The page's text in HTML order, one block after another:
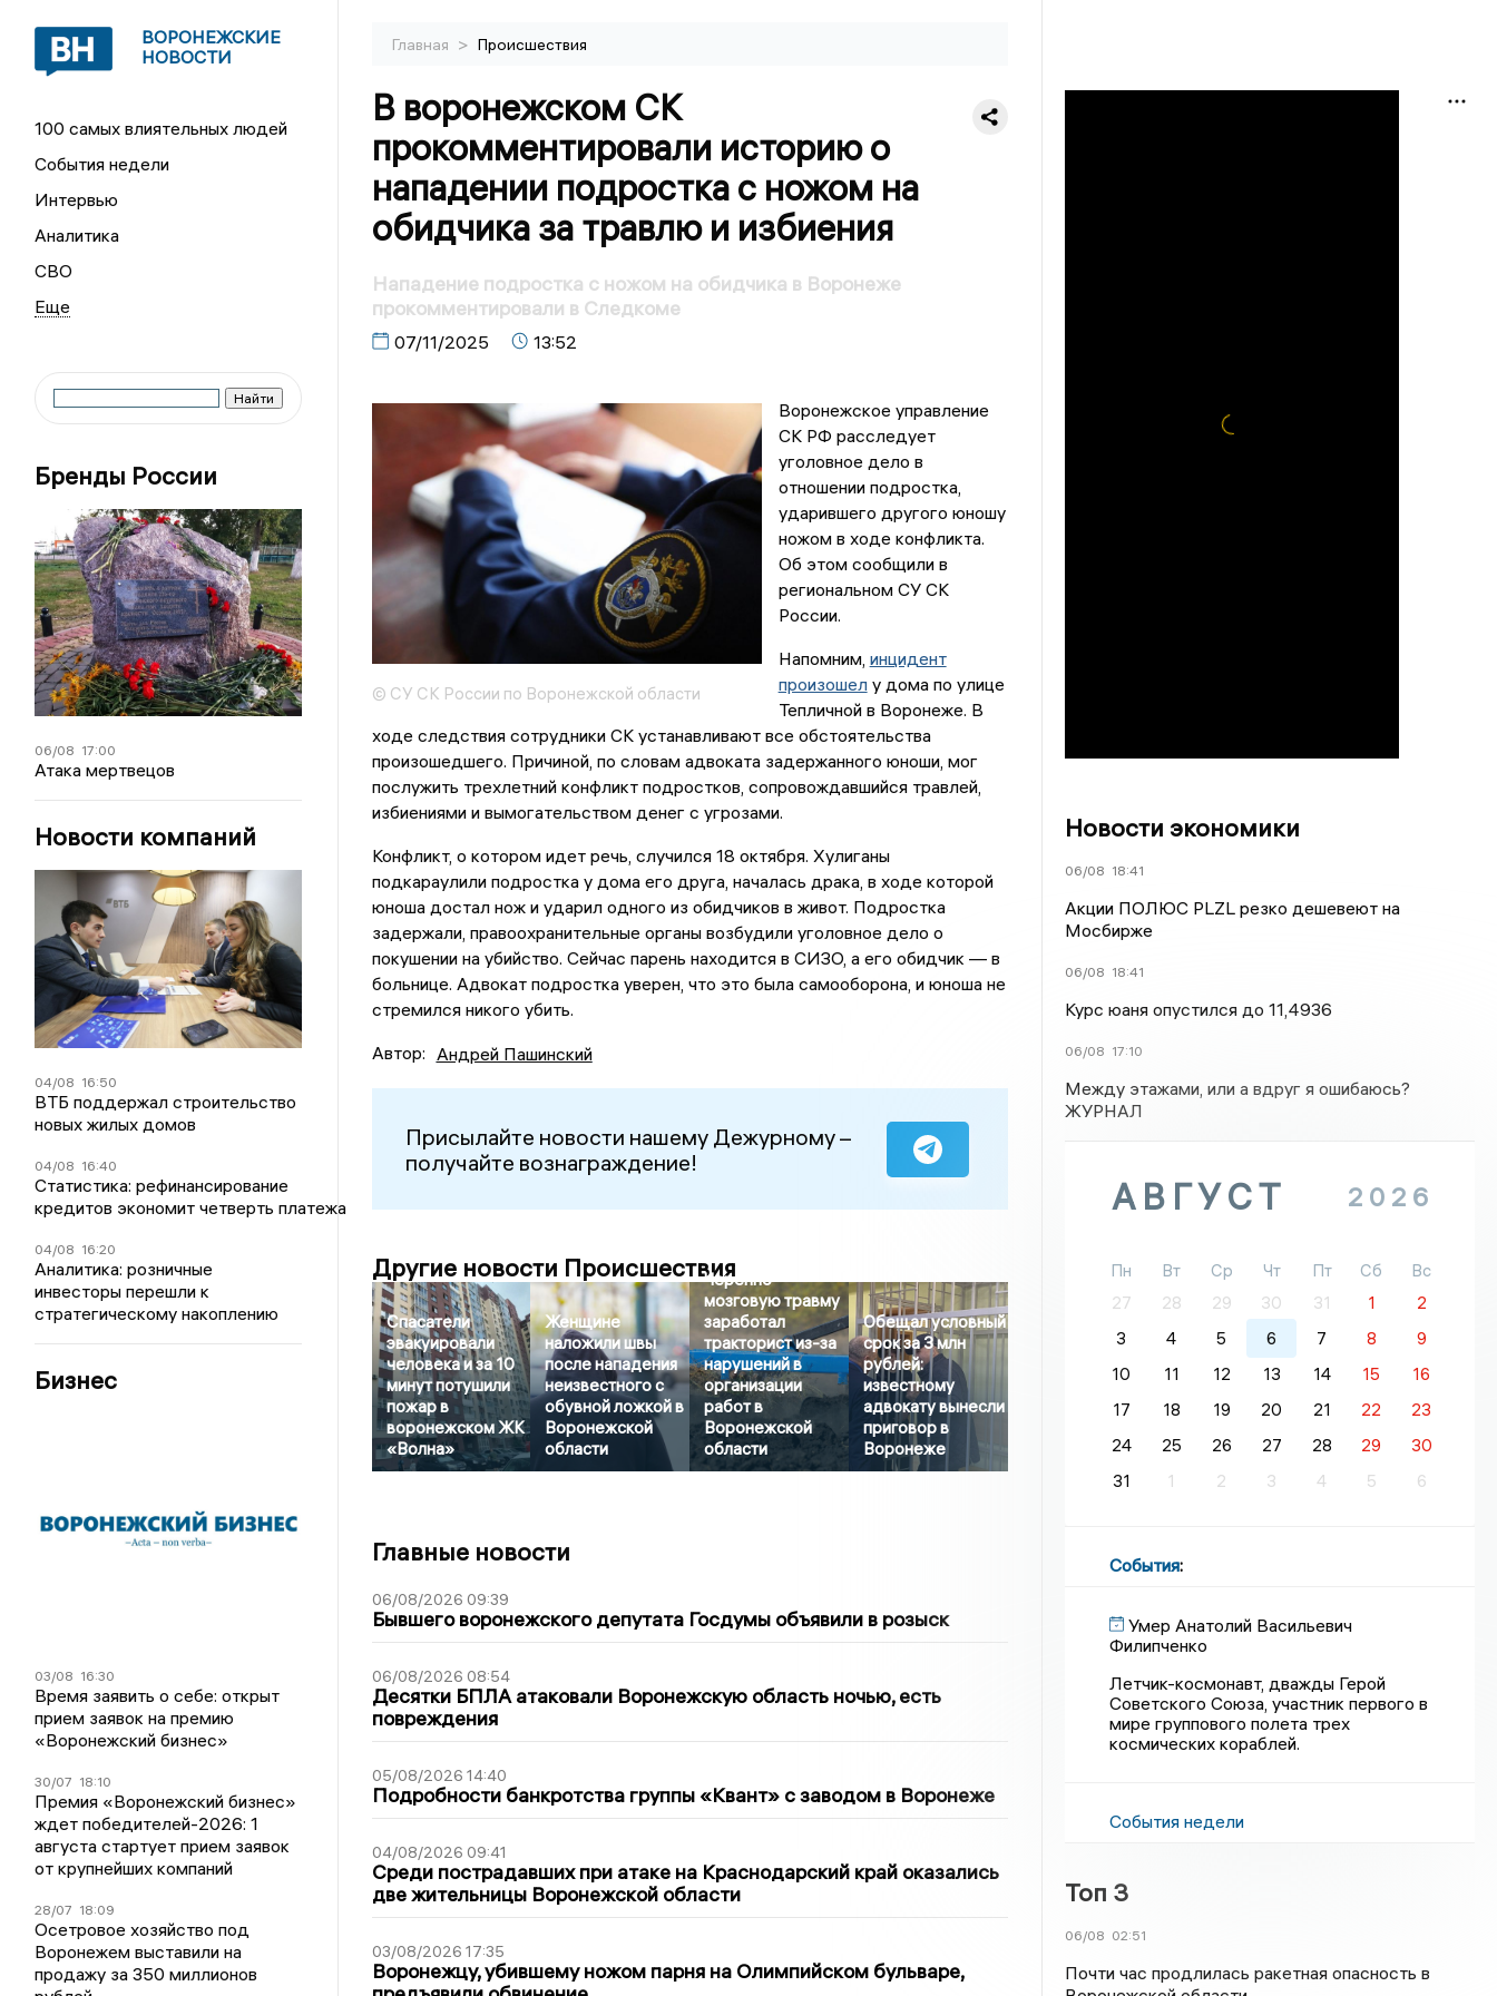
ВОРОНЕЖСКИЕ
НОВОСТИ
100 самых влиятельных людей
События недели
Интервью
Аналитика
СВО
Бренды России
06/08 17:00
Атака мертвецов
Новости компаний
04/08 16:50
ВТБ поддержал строительство
новых жилых домов
04/08 16:40
Статистика: рефинансирование
кредитов экономит четверть платежа
04/08 16:20
Аналитика: розничные
инвесторы перешли к
стратегическому накоплению
Бизнес
03/08 16:30
Время заявить о себе: открыт
прием заявок на премию
«Воронежский бизнес»
30/07 18:10
Премия «Воронежский бизнес»
ждет победителей-2026: 1
августа стартует прием заявок
от крупнейших компаний
28/07 18:09
Осетровое хозяйство под
Воронежем выставили на
продажу за 350 миллионов
Главная > Происшествия
В воронежском СК
прокомментировали историю о
нападении подростка с ножом на
обидчика за травлю и избиения
Нападение подростка с ножом на обидчика в Воронеже
прокомментировали в Следкоме
07/11/2025 13:52
© СУ СК России по Воронежской области
Воронежское управление
СК РФ расследует
уголовное дело в
отношении подростка,
ударившего другого юношу
ножом в ходе конфликта.
Об этом сообщили в
региональном СУ СК
России.
Напомним, инцидент
произошелу дома по улице
Тепличной в Воронеже. В
ходе следствия сотрудники СК устанавливают все обстоятельства
произошедшего. Причиной, по словам адвоката задержанного юноши, мог
послужить трехлетний конфликт подростков, сопровождавшийся травлей,
избиениями и вымогательством денег с угрозами.
Конфликт, о котором идет речь, случился 18 октября. Хулиганы
подкараулили подростка у дома его друга, началась драка, в ходе которой
юноша достал нож и ударил одного из обидчиков в живот. Подростка
задержали, правоохранительные органы возбудили уголовное дело о
покушении на убийство. Сейчас парень находится в СИЗО, а его обидчик — в
больнице. Адвокат подростка уверен, что это была самооборона, и юноша не
стремился никого убить.
Автор: Андрей Пашинский
Присылайте новости нашему Дежурному –
получайте вознаграждение!
Другие новости Происшествия
Спасатели
эвакуировали
человека и за 10
минут потушили
пожар в
воронежском ЖК
«Волна»
Женщине
наложили швы
после нападения
неизвестного с
обувной ложкой в
Воронежской
области
Черепно-
мозговую травму
заработал
тракторист из-за
нарушений в
организации
работ в
Воронежской
области
Обещал условный
срок за 3 млн
рублей:
известному
адвокату вынесли
приговор в
Воронеже
Главные новости
06/08/2026 09:39
Бывшего воронежского депутата Госдумы объявили в розыск
06/08/2026 08:54
Десятки БПЛА атаковали Воронежскую область ночью, есть
повреждения
05/08/2026 14:40
Подробности банкротства группы «Квант» с заводом в Воронеже
04/08/2026 09:41
Среди пострадавших при атаке на Краснодарский край оказались
две жительницы Воронежской области
03/08/2026 17:35
Воронежцу, убившему ножом парня на Олимпийском бульваре,
Новости экономики
06/08 18:41
Акции ПОЛЮС PLZL резко дешевеют на
Мосбирже
06/08 18:41
Курс юаня опустился до 11,4936
06/08 17:10
Между этажами, или а вдруг я ошибаюсь?
ЖУРНАЛ
АВГУСТ 2026
Пн Вт Ср Чт Пт Сб
Вс
27
28 29 30 31 1
2
3
4 5 6 7 8
9
10
11 12 13 14 15
16
17
18 19 20 21 22
23
24
25 26 27 28 29
30
31
1 2 3 4 5 6
События:
Умер Анатолий Васильевич
Филипченко
Летчик-космонавт, дважды Герой
Советского Союза, участник первого в
мире группового полета трех
космических кораблей.
События недели
Топ 3
06/08 02:51
Почти час продлилась ракетная опасность в